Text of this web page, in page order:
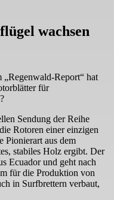
wachsen
„Regenwald-Report“ hat
für
Sendung der Reihe
Rotoren einer einzigen
Pionierart aus dem
stabiles Holz ergibt. Der
Ecuador und geht nach
für die Produktion von
in Surfbrettern verbaut,